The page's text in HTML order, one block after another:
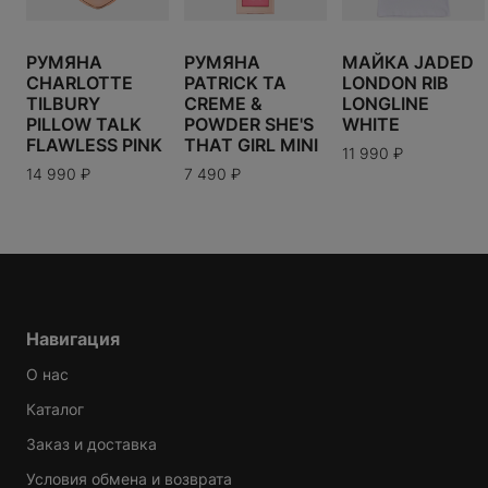
РУМЯНА
CHARLOTTE
TILBURY
PILLOW TALK
FLAWLESS PINK
14 990 ₽
РУМЯНА
PATRICK TA
CREME &
POWDER SHE'S
THAT GIRL MINI
7 490 ₽
МАЙКА JADED
LONDON RIB
LONGLINE
WHITE
11 990 ₽
Навигация
О нас
Каталог
Заказ и доставка
Условия обмена и возврата
169 900₽
Варианты доставки можно будет узнать при